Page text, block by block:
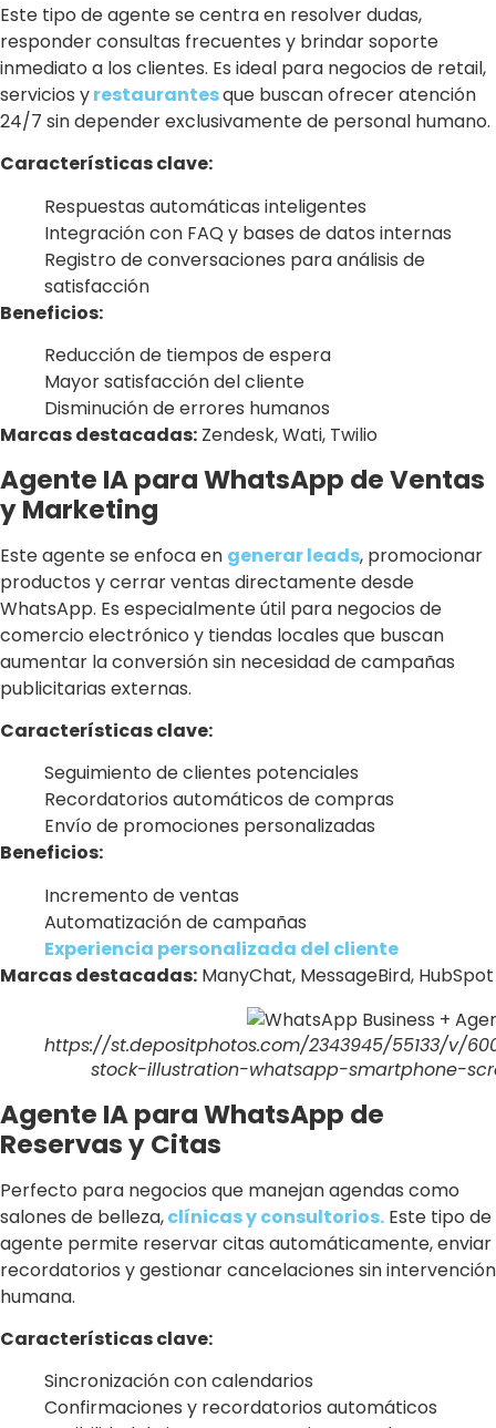
Este tipo de agente se centra en resolver dudas,
responder consultas frecuentes y brindar soporte
inmediato a los clientes. Es ideal para negocios de retail,
servicios yrestaurantesque buscan ofrecer atención
24/7 sin depender exclusivamente de personal humano.
Características clave:
Respuestas automáticas inteligentes
Integración con FAQ y bases de datos internas
Registro de conversaciones para análisis de
satisfacción
Beneficios:
Reducción de tiempos de espera
Mayor satisfacción del cliente
Disminución de errores humanos
Marcas destacadas: Zendesk, Wati, Twilio
Agente IA para WhatsApp de Ventas
y Marketing
Este agente se enfoca en generar leads, promocionar
productos y cerrar ventas directamente desde
WhatsApp. Es especialmente útil para negocios de
comercio electrónico y tiendas locales que buscan
aumentar la conversión sin necesidad de campañas
publicitarias externas.
Características clave:
Seguimiento de clientes potenciales
Recordatorios automáticos de compras
Envío de promociones personalizadas
Beneficios:
Incremento de ventas
Automatización de campañas
Experiencia personalizada del cliente
Marcas destacadas: ManyChat, MessageBird, HubSpot
https://st.depositphotos.com/2343945/55133/v/
stock-illustration-whatsapp-smartphone-
Agente IA para WhatsApp de
Reservas y Citas
Perfecto para negocios que manejan agendas como
salones de belleza,clínicas y consultorios. Este tipo de
agente permite reservar citas automáticamente, enviar
recordatorios y gestionar cancelaciones sin intervención
humana.
Características clave:
Sincronización con calendarios
Confirmaciones y recordatorios automáticos